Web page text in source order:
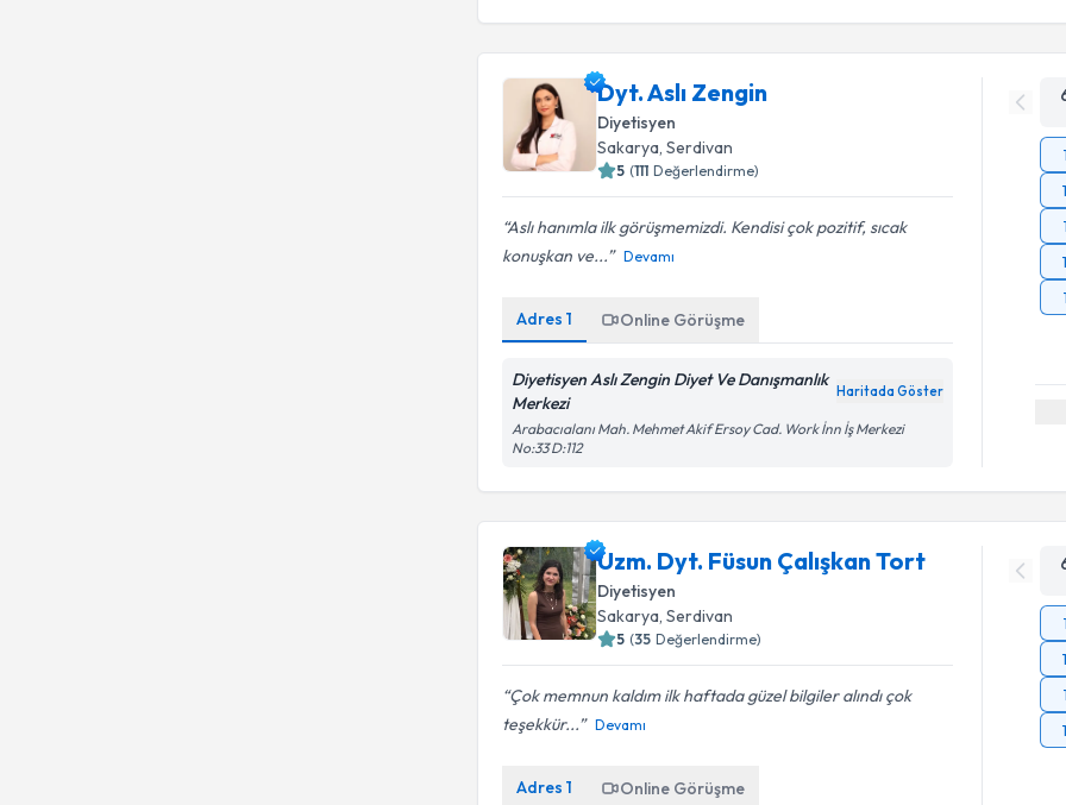
Dyt. Aslı Zengin
Diyetisyen
Sakarya , Serdivan
5 (111 Değerlendirme)
Aslı hanımla ilk görüşmemizdi. Kendisi çok pozitif, sıcak
konuşkan ve...
Devamı
Adres1 Online Görüşme
Diyetisyen Aslı Zengin Diyet Ve Danışmanlık
Merkezi
Haritada Göster
Arabacıalanı Mah. Mehmet Akif Ersoy Cad. Work İnn İş Merkezi
No:33 D:112
Uzm. Dyt. Füsun Çalışkan Tort
Diyetisyen
Sakarya , Serdivan
5 (35 Değerlendirme)
Çok memnun kaldım ilk haftada güzel bilgiler alındı çok
teşekkür...
Devamı
Adres1 Online Görüşme